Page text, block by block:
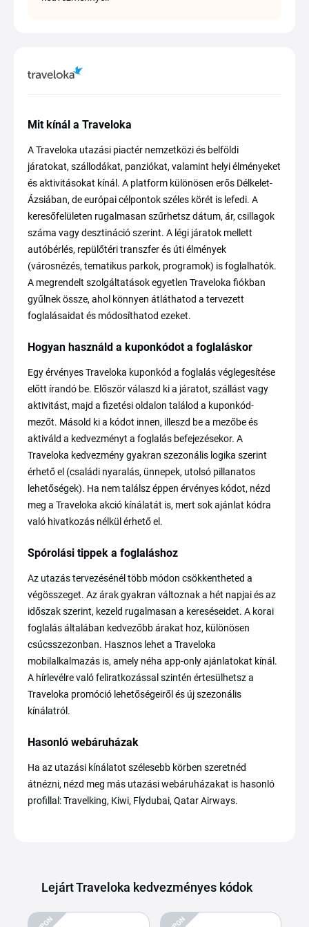
Mit kínál a Traveloka
A Traveloka utazási piactér nemzetközi és belföldi
járatokat, szállodákat, panziókat, valamint helyi élményeket
és aktivitásokat kínál. A platform különösen erős Délkelet-
Ázsiában, de európai célpontok széles körét is lefedi. A
keresőfelületen rugalmasan szűrhetsz dátum, ár, csillagok
száma vagy desztináció szerint. A légi járatok mellett
autóbérlés, repülőtéri transzfer és úti élmények
(városnézés, tematikus parkok, programok) is foglalhatók.
A megrendelt szolgáltatások egyetlen Traveloka fiókban
gyűlnek össze, ahol könnyen átláthatod a tervezett
foglalásaidat és módosíthatod ezeket.
Hogyan használd a kuponkódot a foglaláskor
Egy érvényes Traveloka kuponkód a foglalás véglegesítése
előtt írandó be. Először válaszd ki a járatot, szállást vagy
aktivitást, majd a fizetési oldalon találod a kuponkód-
mezőt. Másold ki a kódot innen, illeszd be a mezőbe és
aktiváld a kedvezményt a foglalás befejezésekor. A
Traveloka kedvezmény gyakran szezonális logika szerint
érhető el (családi nyaralás, ünnepek, utolsó pillanatos
lehetőségek). Ha nem találsz éppen érvényes kódot, nézd
meg a Traveloka akció kínálatát is, mert sok ajánlat kódra
való hivatkozás nélkül érhető el.
Spórolási tippek a foglaláshoz
Az utazás tervezésénél több módon csökkentheted a
végösszeget. Az árak gyakran változnak a hét napjai és az
időszak szerint, kezeld rugalmasan a kereséseidet. A korai
foglalás általában kedvezőbb árakat hoz, különösen
csúcsszezonban. Hasznos lehet a Traveloka
mobilalkalmazás is, amely néha app-only ajánlatokat kínál.
A hírlevélre való feliratkozással szintén értesülhetsz a
Traveloka promóció lehetőségeiről és új szezonális
kínálatról.
Hasonló webáruházak
Ha az utazási kínálatot szélesebb körben szeretnéd
átnézni, nézd meg más utazási webáruházakat is hasonló
profillal: Travelking, Kiwi, Flydubai, Qatar Airways.
Lejárt Traveloka kedvezményes kódok